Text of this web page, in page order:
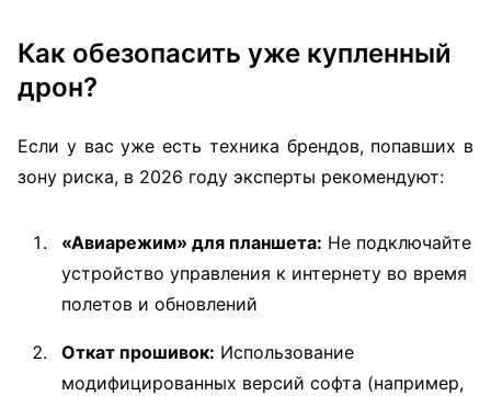
Как обезопасить уже купленный
дрон?
Если у вас уже есть техника брендов, попавших в
зону риска, в 2026 году эксперты рекомендуют:
«Авиарежим» для планшета: Не подключайте
устройство управления к интернету во время
полетов и обновлений
Откат прошивок: Использование
модифицированных версий софта (например,